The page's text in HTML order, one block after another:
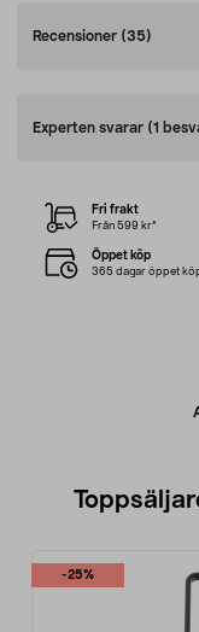
Recensioner (35)
Experten svarar (1
Fri frakt
Från 599 kr*
Öppet köp
365 dagar öppet
-25%